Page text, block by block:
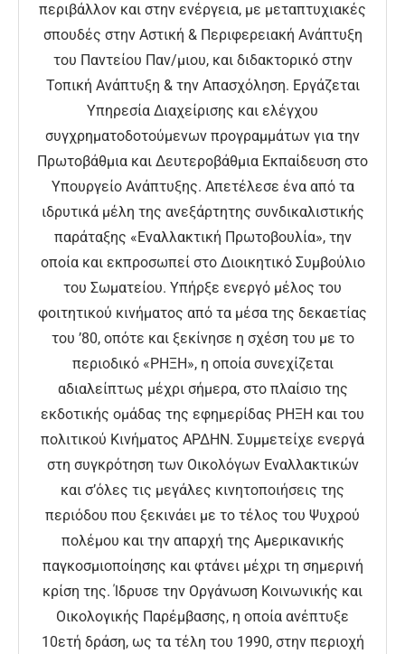
περιβάλλον και στην ενέργεια, με μεταπτυχιακές
σπουδές στην Αστική & Περιφερειακή Ανάπτυξη
του Παντείου Παν/μιου, και διδακτορικό στην
Τοπική Ανάπτυξη & την Απασχόληση. Εργάζεται
Υπηρεσία Διαχείρισης και ελέγχου
συγχρηματοδοτούμενων προγραμμάτων για την
Πρωτοβάθμια και Δευτεροβάθμια Εκπαίδευση στο
Υπουργείο Ανάπτυξης. Απετέλεσε ένα από τα
ιδρυτικά μέλη της ανεξάρτητης συνδικαλιστικής
παράταξης «Εναλλακτική Πρωτοβουλία», την
οποία και εκπροσωπεί στο Διοικητικό Συμβούλιο
του Σωματείου. Υπήρξε ενεργό μέλος του
φοιτητικού κινήματος από τα μέσα της δεκαετίας
του ’80, οπότε και ξεκίνησε η σχέση του με το
περιοδικό «ΡΗΞΗ», η οποία συνεχίζεται
αδιαλείπτως μέχρι σήμερα, στο πλαίσιο της
εκδοτικής ομάδας της εφημερίδας ΡΗΞΗ και του
πολιτικού Κινήματος ΑΡΔΗΝ. Συμμετείχε ενεργά
στη συγκρότηση των Οικολόγων Εναλλακτικών
και σ’όλες τις μεγάλες κινητοποιήσεις της
περιόδου που ξεκινάει με το τέλος του Ψυχρού
πολέμου και την απαρχή της Αμερικανικής
παγκοσμιοποίησης και φτάνει μέχρι τη σημερινή
κρίση της. Ίδρυσε την Οργάνωση Κοινωνικής και
Οικολογικής Παρέμβασης, η οποία ανέπτυξε
10ετή δράση, ως τα τέλη του 1990, στην περιοχή